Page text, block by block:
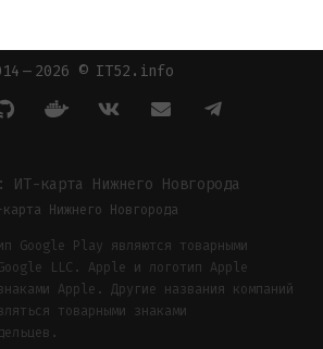
— 2026 © IT52.info
карта Нижнего Новгорода
Google Play являются товарными
LLC. Apple и логотип Apple
Apple. Другие названия компаний
товарными знаками